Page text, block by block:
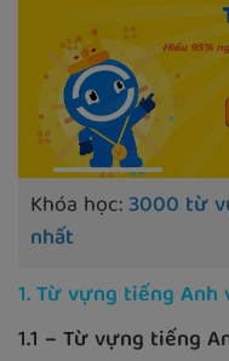
Khóa học:3000 từ
nhất
1. Từ vựng tiếng
1.1 – Từ vựng tiếng